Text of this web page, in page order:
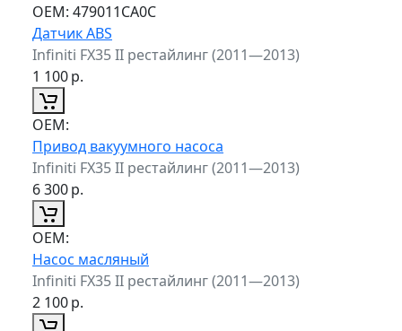
ОЕМ: 479011CA0C
Датчик ABS
Infiniti FX35 II рестайлинг (2011—2013)
1 100р.
ОЕМ:
Привод вакуумного насоса
Infiniti FX35 II рестайлинг (2011—2013)
6 300р.
ОЕМ:
Насос масляный
Infiniti FX35 II рестайлинг (2011—2013)
2 100р.